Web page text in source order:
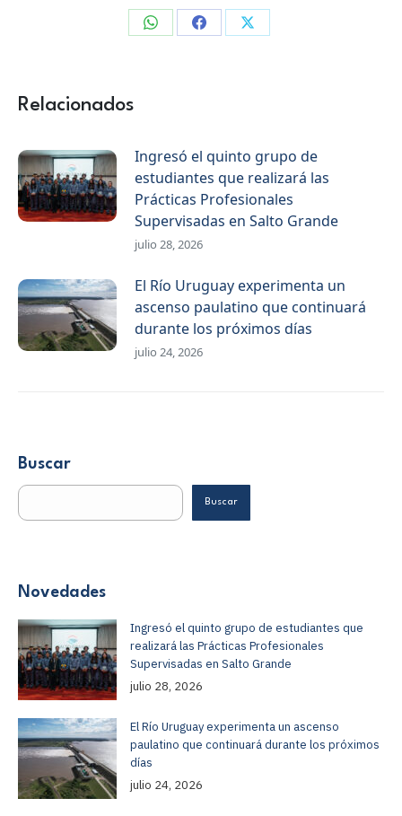
CompartirCompartirCompartir
Relacionados
Ingresó el quinto grupo de
estudiantes que realizará las
Prácticas Profesionales
Supervisadas en Salto Grande
julio 28, 2026
El Río Uruguay experimenta un
ascenso paulatino que continuará
durante los próximos días
julio 24, 2026
Buscar
Buscar
Novedades
Ingresó el quinto grupo de estudiantes que
realizará las Prácticas Profesionales
Supervisadas en Salto Grande
julio 28, 2026
El Río Uruguay experimenta un ascenso
paulatino que continuará durante los próximos
días
julio 24, 2026